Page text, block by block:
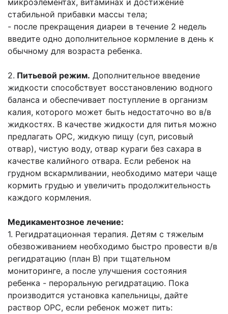
микроэлементах, витаминах и достижение
стабильной прибавки массы тела;
- после прекращения диареи в течение 2 недель
введите одно дополнительное кормление в день к
обычному для возраста ребенка.
2. Питьевой режим. Дополнительное введение
жидкости способствует восстановлению водного
баланса и обеспечивает поступление в организм
калия, которого может быть недостаточно во в/в
жидкостях. В качестве жидкости для питья можно
предлагать ОРС, жидкую пищу (суп, рисовый
отвар), чистую воду, отвар кураги без сахара в
качестве калийного отвара. Если ребенок на
грудном вскармливании, необходимо матери чаще
кормить грудью и увеличить продолжительность
каждого кормления.
Медикаментозное лечение:
1. Регидратационная терапия. Детям с тяжелым
обезвоживанием необходимо быстро провести в/в
регидратацию (план В) при тщательном
мониторинге, а после улучшения состояния
ребенка - пероральную регидратацию. Пока
производится установка капельницы, дайте
раствор ОРС, если ребенок может пить: